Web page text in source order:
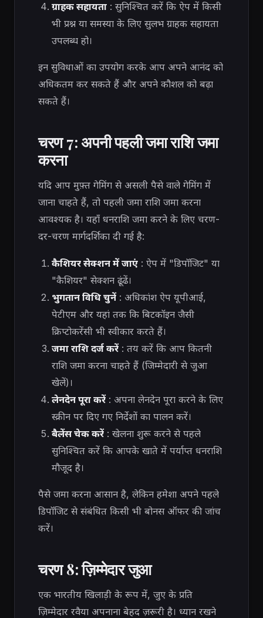
ग्राहक सहायता: सुनिश्चित करें कि ऐप में किसी
भी प्रश्न या समस्या के लिए सुलभ ग्राहक सहायता
उपलब्ध हो।
इन सुविधाओं का उपयोग करके आप अपने आनंद को
अधिकतम कर सकते हैं और अपने कौशल को बढ़ा
सकते हैं।
चरण 7: अपनी पहली जमा राशि जमा
करना
यदि आप मुफ़्त गेमिंग से असली पैसे वाले गेमिंग में
जाना चाहते हैं, तो पहली जमा राशि जमा करना
आवश्यक है। यहाँ धनराशि जमा करने के लिए चरण-
दर-चरण मार्गदर्शिका दी गई है:
कैशियर सेक्शन में जाएं: ऐप में "डिपॉजिट" या
"कैशियर" सेक्शन ढूंढें।
भुगतान विधि चुनें: अधिकांश ऐप यूपीआई,
पेटीएम और यहां तक ​​कि बिटकॉइन जैसी
क्रिप्टोकरेंसी भी स्वीकार करते हैं।
जमा राशि दर्ज करें: तय करें कि आप कितनी
राशि जमा करना चाहते हैं (जिम्मेदारी से जुआ
खेलें)।
लेनदेन पूरा करें: अपना लेनदेन पूरा करने के लिए
स्क्रीन पर दिए गए निर्देशों का पालन करें।
बैलेंस चेक करें: खेलना शुरू करने से पहले
सुनिश्चित करें कि आपके खाते में पर्याप्त धनराशि
मौजूद है।
पैसे जमा करना आसान है, लेकिन हमेशा अपने पहले
डिपॉजिट से संबंधित किसी भी बोनस ऑफर की जांच
करें।
चरण 8: ज़िम्मेदार जुआ
एक भारतीय खिलाड़ी के रूप में, जुए के प्रति
ज़िम्मेदार रवैया अपनाना बेहद ज़रूरी है। ध्यान रखने